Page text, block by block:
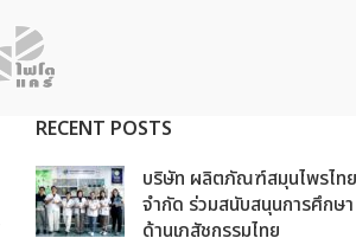
RECENT POSTS
บริษัท ผลิตภัณฑ์สมุนไพรไทย
จำกัด ร่วมสนับสนุนการศึกษา
ด้านเภสัชกรรมไทย